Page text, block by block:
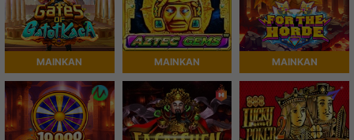
MAINKAN MAINKAN MAINKAN